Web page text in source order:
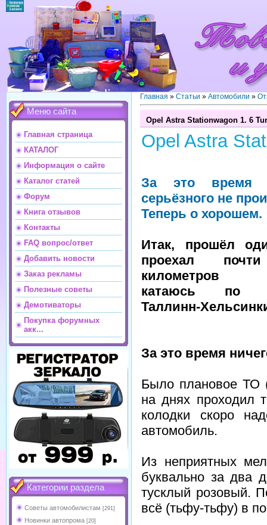
Меню сайта
Главная страница
КАТАЛОГ
Информация о сайте
Каталог статей
Форум
Книга отзывов
Контакты
FAQ вопрос/ответ
Добавить новости
Заказ рекламы
Полезные советы
Демотиваторы
Покупка форумных
акк...
Категории раздела
Советы автомобилистам [291]
Новинки автопрома [20]
Главная » Статьи » Автомобили »
Opel Astra Stationwagon 1. 6
Opel Astra
За это время
серьёзного не
Теперь о хорошем.
Итак, прошёл
проехал
километров
катаюсь по
Таллинн-
За это время
Было плановое ТО
на днях проходил
колодки скоро
автомобиль.
Из неприятных
буквально за два
тусклый розовый.
всё (тьфу-тьфу) в